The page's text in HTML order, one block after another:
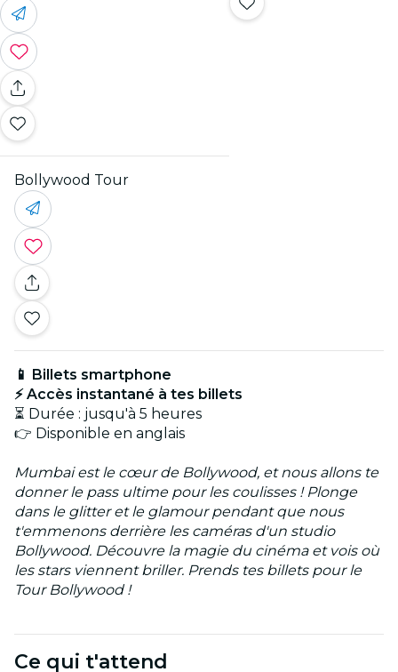
Bollywood Tour
📱 Billets smartphone
⚡ Accès instantané à tes billets
⏳ Durée : jusqu'à 5 heures
👉 Disponible en anglais
Mumbai est le cœur de Bollywood, et nous allons te
donner le pass ultime pour les coulisses ! Plonge
dans le glitter et le glamour pendant que nous
t'emmenons derrière les caméras d'un studio
Bollywood. Découvre la magie du cinéma et vois où
les stars viennent briller. Prends tes billets pour le
Tour Bollywood !
Ce qui t'attend